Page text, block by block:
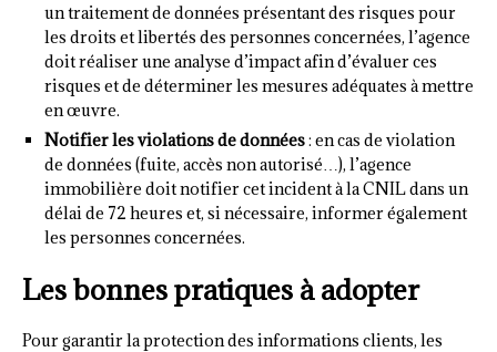
un traitement de données présentant des risques pour
les droits et libertés des personnes concernées, l’agence
doit réaliser une analyse d’impact afin d’évaluer ces
risques et de déterminer les mesures adéquates à mettre
en œuvre.
Notifier les violations de données: en cas de violation
de données (fuite, accès non autorisé…), l’agence
immobilière doit notifier cet incident à la CNIL dans un
délai de 72 heures et, si nécessaire, informer également
les personnes concernées.
Les bonnes pratiques à adopter
Pour garantir la protection des informations clients, les